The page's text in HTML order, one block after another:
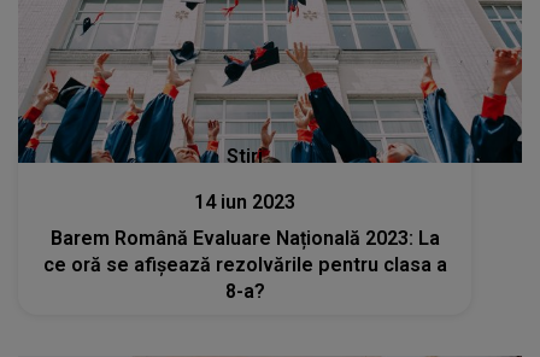
Stiri
14 iun 2023
Barem Română Evaluare Națională 2023: La
ce oră se afișează rezolvările pentru clasa a
8-a?